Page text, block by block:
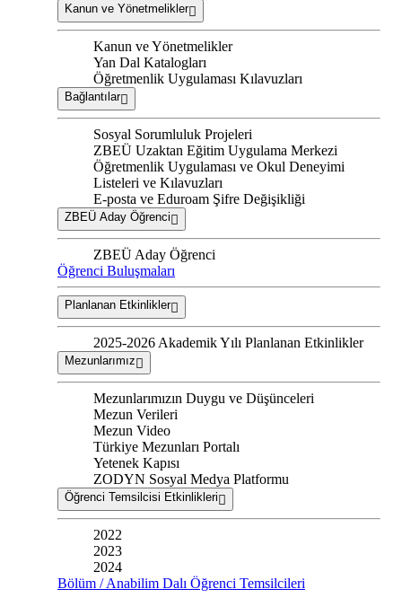
Kanun ve Yönetmelikler
Kanun ve Yönetmelikler
Yan Dal Katalogları
Öğretmenlik Uygulaması Kılavuzları
Bağlantılar
Sosyal Sorumluluk Projeleri
ZBEÜ Uzaktan Eğitim Uygulama Merkezi
Öğretmenlik Uygulaması ve Okul Deneyimi
Listeleri ve Kılavuzları
E-posta ve Eduroam Şifre Değişikliği
ZBEÜ Aday Öğrenci
ZBEÜ Aday Öğrenci
Öğrenci Buluşmaları
Planlanan Etkinlikler
2025-2026 Akademik Yılı Planlanan Etkinlikler
Mezunlarımız
Mezunlarımızın Duygu ve Düşünceleri
Mezun Verileri
Mezun Video
Türkiye Mezunları Portalı
Yetenek Kapısı
ZODYN Sosyal Medya Platformu
Öğrenci Temsilcisi Etkinlikleri
2022
2023
2024
Bölüm / Anabilim Dalı Öğrenci Temsilcileri